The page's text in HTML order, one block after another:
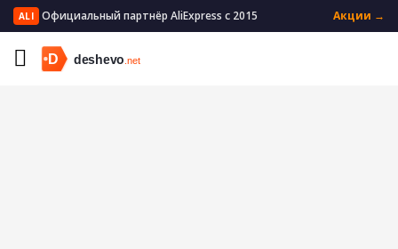
ALI Официальный партнёр AliExpress с 2015 Акции →
Главная Бытовая техника
Триммеры для волос